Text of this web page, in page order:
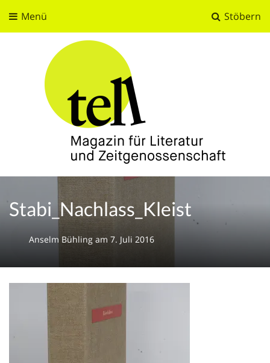
Stöbern
Menü
tell
Magazin für Literatur und Zeitgenossenschaft
Stabi_Nachlass_Kleist
Anselm Bühling am 7. Juli 2016